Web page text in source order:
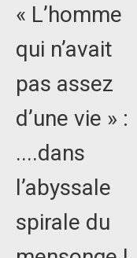
« L’homme
qui n’avait
pas assez
d’une vie » :
....dans
l’abyssale
spirale du